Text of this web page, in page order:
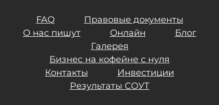
FAQ
Правовые документы
О нас пишут
Онлайн
Блог
Галерея
Бизнес на кофейне с нуля
Контакты
Инвестиции
Результаты СОУТ